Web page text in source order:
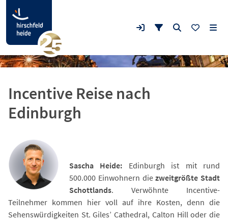
Incentive Reise nach
Edinburgh
Sascha Heide:
Edinburgh ist mit rund
500.000 Einwohnern diezweitgrößte Stadt
Schottlands. Verwöhnte Incentive-
Teilnehmer kommen hier voll auf ihre Kosten, denn die
Sehenswürdigkeiten St. Giles’ Cathedral, Calton Hill oder die